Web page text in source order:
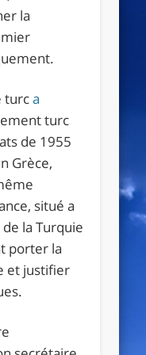
la
turca
turc
de 1955
Grèce,
situé a
la Turquie
porter la
et justifier